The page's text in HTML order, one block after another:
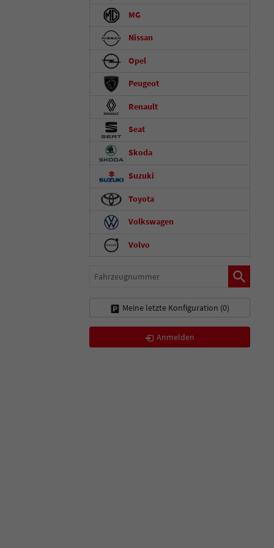
MG
Nissan
Opel
Peugeot
Renault
Seat
Skoda
Suzuki
Toyota
Volkswagen
Volvo
Fahrzeugnummer
Meine letzte Konfiguration (0)
Anmelden